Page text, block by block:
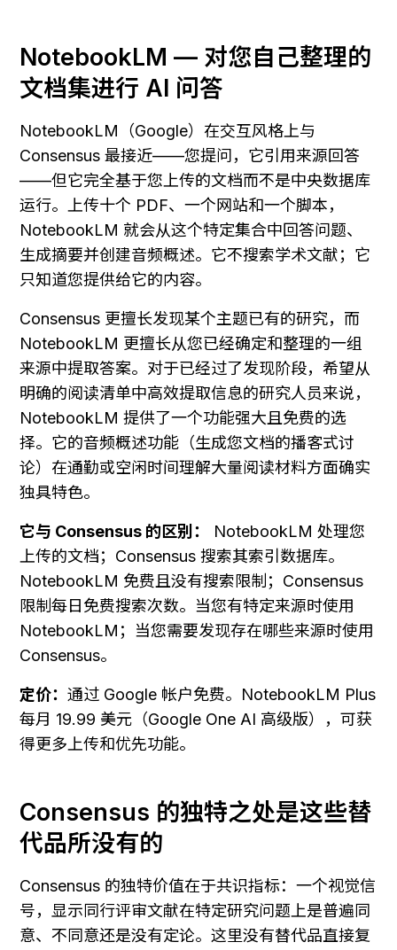
NotebookLM — 对您自己整理的
文档集进行 AI 问答
NotebookLM（Google）在交互风格上与
Consensus 最接近——您提问，它引用来源回答
——但它完全基于您上传的文档而不是中央数据库
运行。上传十个 PDF、一个网站和一个脚本，
NotebookLM 就会从这个特定集合中回答问题、
生成摘要并创建音频概述。它不搜索学术文献；它
只知道您提供给它的内容。
Consensus 更擅长发现某个主题已有的研究，而
NotebookLM 更擅长从您已经确定和整理的一组
来源中提取答案。对于已经过了发现阶段，希望从
明确的阅读清单中高效提取信息的研究人员来说，
NotebookLM 提供了一个功能强大且免费的选
择。它的音频概述功能（生成您文档的播客式讨
论）在通勤或空闲时间理解大量阅读材料方面确实
独具特色。
它与 Consensus 的区别：
NotebookLM 处理您
上传的文档；Consensus 搜索其索引数据库。
NotebookLM 免费且没有搜索限制；Consensus
限制每日免费搜索次数。当您有特定来源时使用
NotebookLM；当您需要发现存在哪些来源时使用
Consensus。
定价： 通过 Google 帐户免费。NotebookLM Plus
每月 19.99 美元（Google One AI 高级版），可获
得更多上传和优先功能。
Consensus 的独特之处是这些替
代品所没有的
Consensus 的独特价值在于共识指标：一个视觉信
号，显示同行评审文献在特定研究问题上是普遍同
意、不同意还是没有定论。这里没有替代品直接复